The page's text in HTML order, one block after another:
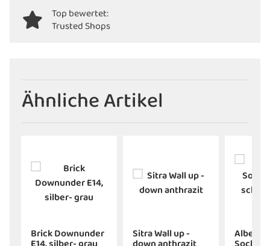
Top bewertet:
Trusted Shops
Ähnliche Artikel
Brick Downunder Sitra Wall up - Albert